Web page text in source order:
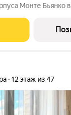
Монте Бьянко
парк
12 этаж из 47